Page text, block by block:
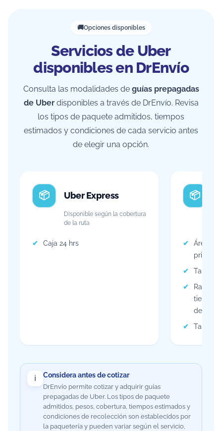
Opciones disponibles
Servicios de Uber
disponibles en DrEnvío
Consulta las modalidades de guías prepagadas
de Uberdisponibles a través de DrEnvío. Revisa
los tipos de paquete admitidos, tiempos
estimados y condiciones de cada servicio antes
de elegir una opción.
Uber Express
Disponible según la cobertura
de la ruta
Caja 24 hrs
Área
Tarifa
Rastreo
tiempo
de Uber.
Tarifas
ℹ️ Considera antes de cotizar
DrEnvío permite cotizar y adquirir guías
prepagadas de Uber. Los tipos de paquete
admitidos, pesos, cobertura, tiempos estimados y
condiciones de recolección son establecidos por
la paquetería y pueden variar según el servicio,